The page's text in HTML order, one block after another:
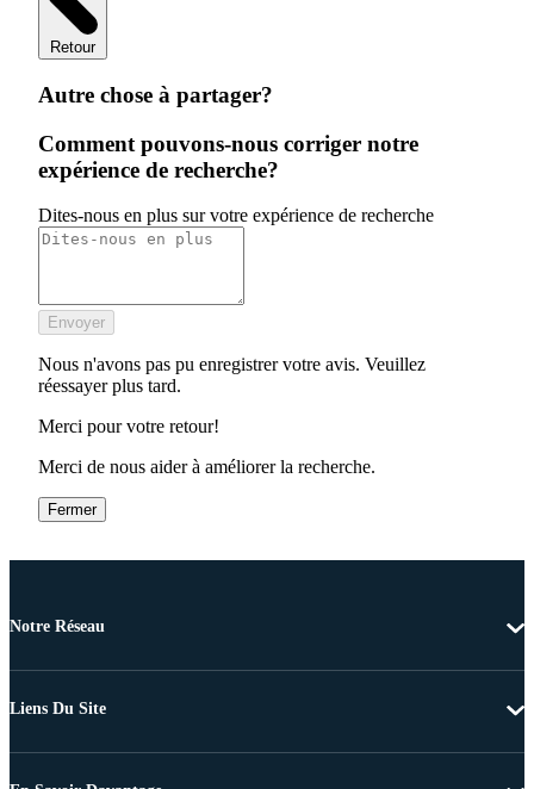
Retour
Autre chose à partager?
Comment pouvons-nous corriger notre
expérience de recherche?
Dites-nous en plus sur votre expérience de recherche
Envoyer
Nous n'avons pas pu enregistrer votre avis. Veuillez
réessayer plus tard.
Merci pour votre retour!
Merci de nous aider à améliorer la recherche.
Fermer
Notre Réseau
Liens Du Site